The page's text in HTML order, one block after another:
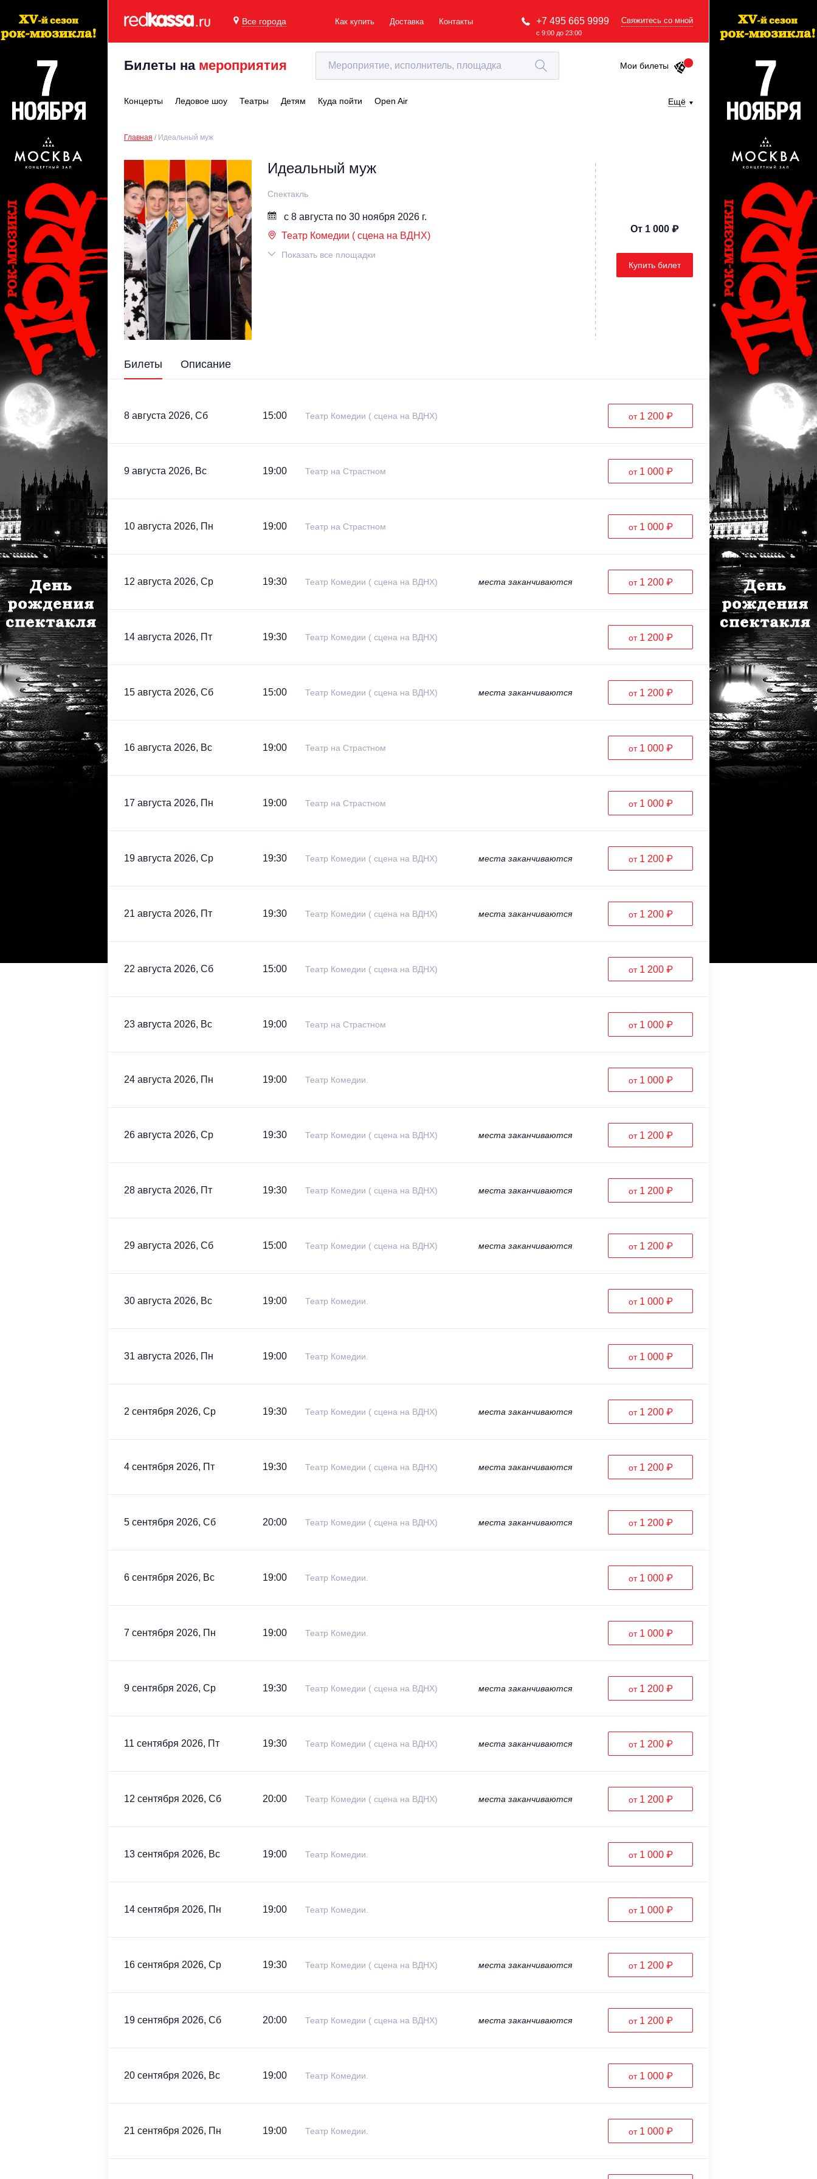
Все города Как купить Доставка Контакты +7 495 665 9999
с 9:00 до 23:00
Свяжитесь со мной
Билеты на мероприятия Мои билеты
Концерты Ледовое шоу Театры Детям Куда пойти Open Air Ещё
Главная Идеальный муж
Идеальный муж
Спектакль
с 8 августа по 30 ноября 2026 г.
Театр Комедии ( сцена на ВДНХ)
Показать все площадки
От 1 000 ₽
Купить билет
Билеты Описание
8 августа 2026, Сб 15:00 Театр Комедии ( сцена на ВДНХ) от 1 200 ₽
9 августа 2026, Вс 19:00 Театр на Страстном от 1 000 ₽
10 августа 2026, Пн 19:00 Театр на Страстном от 1 000 ₽
12 августа 2026, Ср 19:30 Театр Комедии ( сцена на ВДНХ) места заканчиваются от 1 200 ₽
14 августа 2026, Пт 19:30 Театр Комедии ( сцена на ВДНХ) от 1 200 ₽
15 августа 2026, Сб 15:00 Театр Комедии ( сцена на ВДНХ) места заканчиваются от 1 200 ₽
16 августа 2026, Вс 19:00 Театр на Страстном от 1 000 ₽
17 августа 2026, Пн 19:00 Театр на Страстном от 1 000 ₽
19 августа 2026, Ср 19:30 Театр Комедии ( сцена на ВДНХ) места заканчиваются от 1 200 ₽
21 августа 2026, Пт 19:30 Театр Комедии ( сцена на ВДНХ) места заканчиваются от 1 200 ₽
22 августа 2026, Сб 15:00 Театр Комедии ( сцена на ВДНХ) от 1 200 ₽
23 августа 2026, Вс 19:00 Театр на Страстном от 1 000 ₽
24 августа 2026, Пн 19:00 Театр Комедии. от 1 000 ₽
26 августа 2026, Ср 19:30 Театр Комедии ( сцена на ВДНХ) места заканчиваются от 1 200 ₽
28 августа 2026, Пт 19:30 Театр Комедии ( сцена на ВДНХ) места заканчиваются от 1 200 ₽
29 августа 2026, Сб 15:00 Театр Комедии ( сцена на ВДНХ) места заканчиваются от 1 200 ₽
30 августа 2026, Вс 19:00 Театр Комедии. от 1 000 ₽
31 августа 2026, Пн 19:00 Театр Комедии. от 1 000 ₽
2 сентября 2026, Ср 19:30 Театр Комедии ( сцена на ВДНХ) места заканчиваются от 1 200 ₽
4 сентября 2026, Пт 19:30 Театр Комедии ( сцена на ВДНХ) места заканчиваются от 1 200 ₽
5 сентября 2026, Сб 20:00 Театр Комедии ( сцена на ВДНХ) места заканчиваются от 1 200 ₽
6 сентября 2026, Вс 19:00 Театр Комедии. от 1 000 ₽
7 сентября 2026, Пн 19:00 Театр Комедии. от 1 000 ₽
9 сентября 2026, Ср 19:30 Театр Комедии ( сцена на ВДНХ) места заканчиваются от 1 200 ₽
11 сентября 2026, Пт 19:30 Театр Комедии ( сцена на ВДНХ) места заканчиваются от 1 200 ₽
12 сентября 2026, Сб 20:00 Театр Комедии ( сцена на ВДНХ) места заканчиваются от 1 200 ₽
13 сентября 2026, Вс 19:00 Театр Комедии. от 1 000 ₽
14 сентября 2026, Пн 19:00 Театр Комедии. от 1 000 ₽
16 сентября 2026, Ср 19:30 Театр Комедии ( сцена на ВДНХ) места заканчиваются от 1 200 ₽
19 сентября 2026, Сб 20:00 Театр Комедии ( сцена на ВДНХ) места заканчиваются от 1 200 ₽
20 сентября 2026, Вс 19:00 Театр Комедии. от 1 000 ₽
21 сентября 2026, Пн 19:00 Театр Комедии. от 1 000 ₽